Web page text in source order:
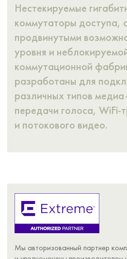
Нестекируемые
коммутаторы
продвинутыми
уровня и
коммутационной
разработаны для
различных типов
передачи голоса, WiFi-
и потокового видео.
Мы авторизованный партнер